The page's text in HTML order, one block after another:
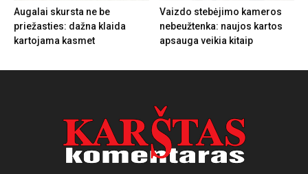
Augalai skursta ne be
priežasties: dažna klaida
kartojama kasmet
Vaizdo stebėjimo kameros
nebeužtenka: naujos kartos
apsauga veikia kitaip